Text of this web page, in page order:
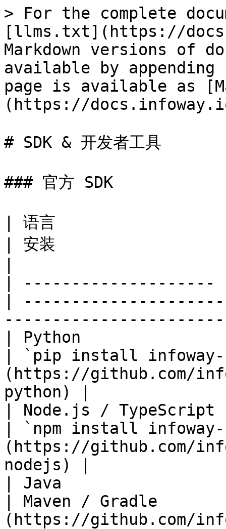
> For the complete
[llms.txt](https://
Markdown versions of
available by
page is available as
(https://
# SDK & 开发者工具
### 官方 SDK
| 语言
| 安装
|
|
| Python               |
| `pip install
(https://github.com/
python) |
| Node.js /
| `npm install
(https://github.com/
nodejs) |
| Java                 |
| Maven / Gradle
(https://github.com/